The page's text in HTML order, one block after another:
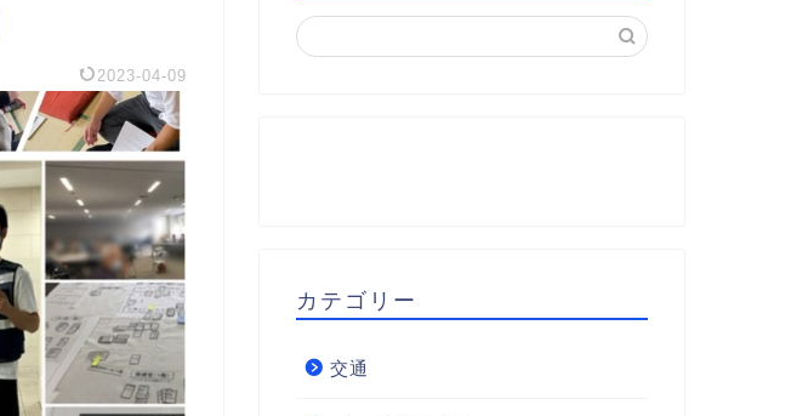
2023-04-09
カテゴリー
交通